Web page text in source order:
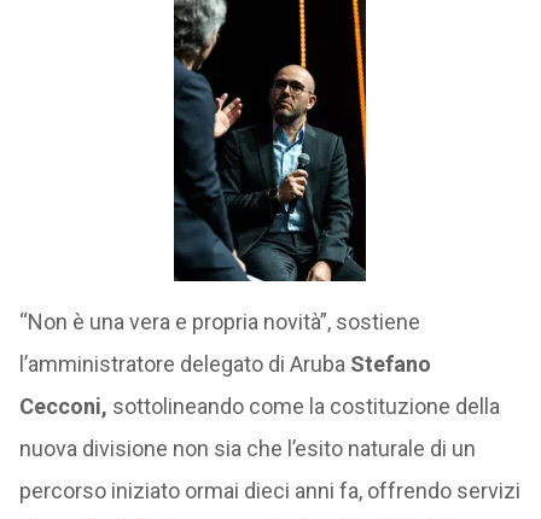
“Non è una vera e propria novità”, sostiene
l’amministratore delegato di Aruba Stefano
Cecconi, sottolineando come la costituzione della
nuova divisione non sia che l’esito naturale di un
percorso iniziato ormai dieci anni fa, offrendo servizi